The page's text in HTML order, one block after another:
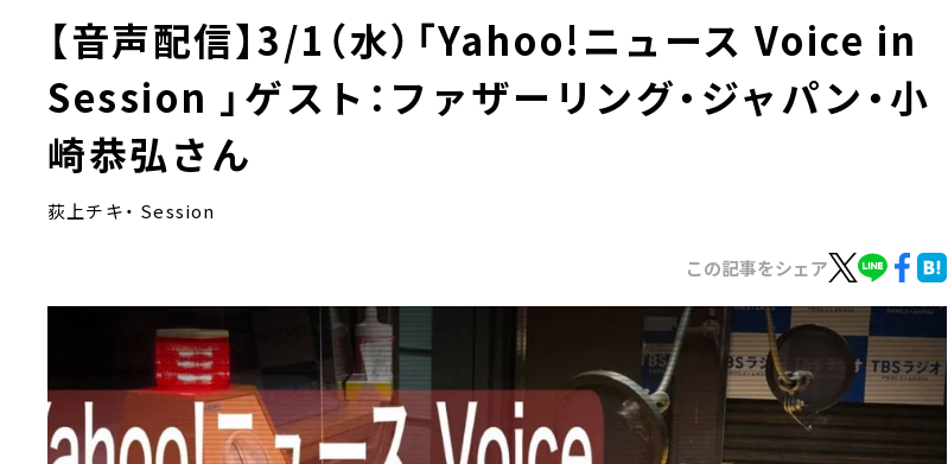
【音声配信】3/1（水）「Yahoo!ニュース Voice in
Session 」ゲスト：ファザーリング・ジャパン・小
崎恭弘さん
荻上チキ・ Session
この記事をシェア